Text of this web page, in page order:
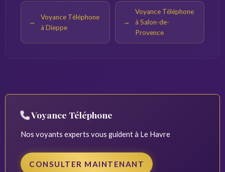
Voyance Téléphone
à Dieppe
Voyance Téléphone
à Salon-de-
Provence
Voyance Téléphone
Nos voyants experts vous guident à Le Havre
CONSULTER MAINTENANT